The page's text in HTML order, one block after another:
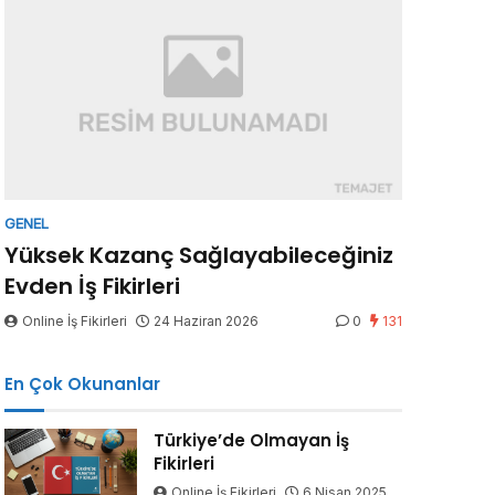
GENEL
Yüksek Kazanç Sağlayabileceğiniz
Evden İş Fikirleri
Online İş Fikirleri 24 Haziran 2026 0 131
En Çok Okunanlar
Türkiye’de Olmayan İş
Fikirleri